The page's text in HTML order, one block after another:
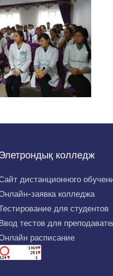
колледж
дистанционного
заявка колледжа
для студентов
тестов для
расписание